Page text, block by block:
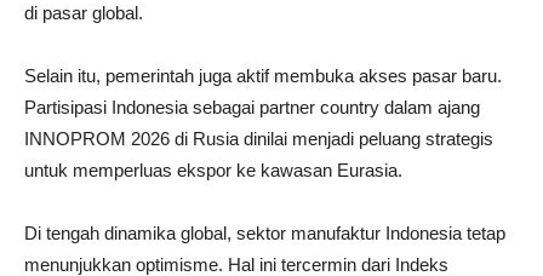
di pasar global.
Selain itu, pemerintah juga aktif membuka akses pasar baru.
Partisipasi Indonesia sebagai partner country dalam ajang
INNOPROM 2026 di Rusia dinilai menjadi peluang strategis
untuk memperluas ekspor ke kawasan Eurasia.
Di tengah dinamika global, sektor manufaktur Indonesia tetap
menunjukkan optimisme. Hal ini tercermin dari Indeks